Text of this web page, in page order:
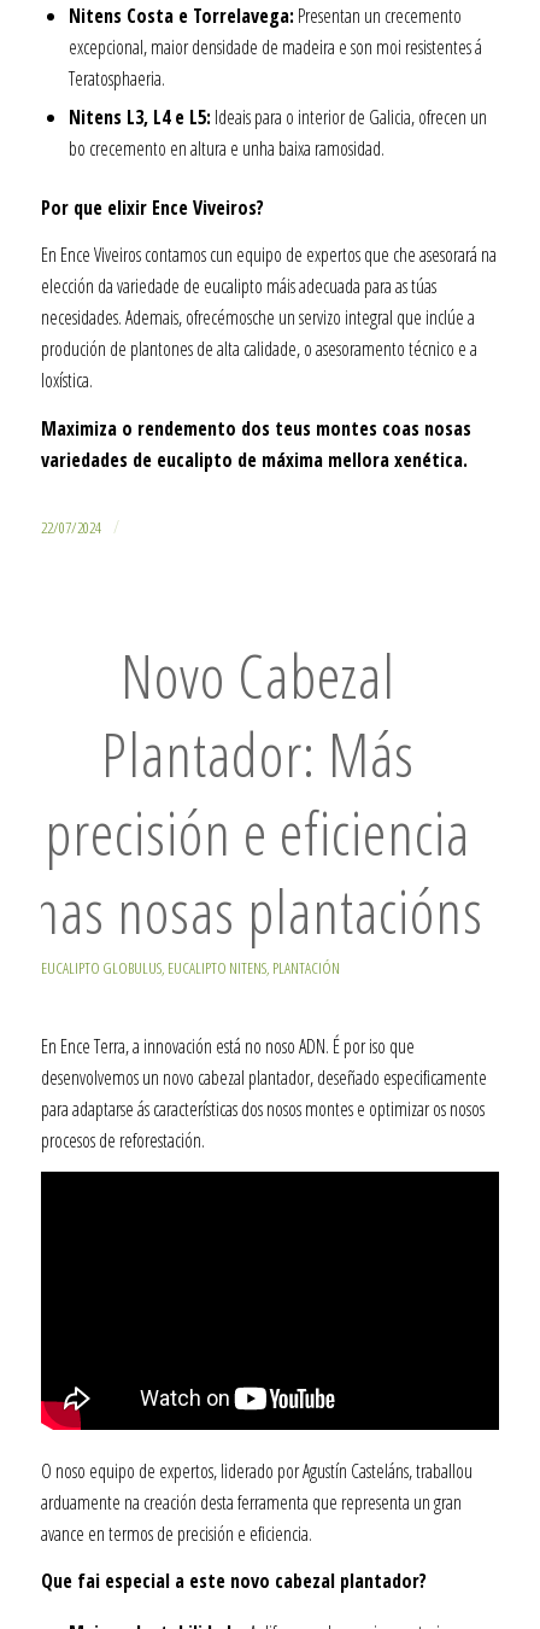
Nitens Costa e Torrelavega:Presentan un crecemento
excepcional, maior densidade de madeira e son moi resistentes á
Teratosphaeria.
Nitens L3, L4 e L5:Ideais para o interior de Galicia, ofrecen un
bo crecemento en altura e unha baixa ramosidad.
Por que elixir Ence Viveiros?
En Ence Viveiros contamos cun equipo de expertos que che asesorará na
elección da variedade de eucalipto máis adecuada para as túas
necesidades. Ademais, ofrecémosche un servizo integral que inclúe a
produción de plantones de alta calidade, o asesoramento técnico e a
loxística.
Maximiza o rendemento dos teus montes coas nosas
variedades de eucalipto de máxima mellora xenética.
22/07/2024 /
Novo Cabezal
Plantador: Más
precisión e eficiencia
nas nosas plantacións
EUCALIPTO GLOBULUS, EUCALIPTO NITENS, PLANTACIÓN
En Ence Terra, a innovación está no noso ADN. É por iso que
desenvolvemos un novo cabezal plantador, deseñado especificamente
para adaptarse ás características dos nosos montes e optimizar os nosos
procesos de reforestación.
O noso equipo de expertos, liderado por Agustín Casteláns, traballou
arduamente na creación desta ferramenta que representa un gran
avance en termos de precisión e eficiencia.
Que fai especial a este novo cabezal plantador?